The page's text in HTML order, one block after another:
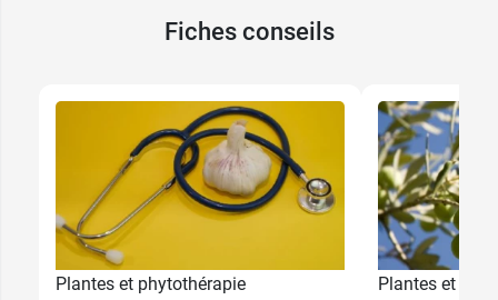
90 gélules 20,49 €
Fiches conseils
Plantes et phytothérapie
Plantes et